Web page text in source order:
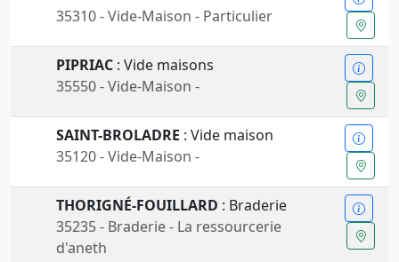
35310 - Vide-Maison - Particulier
PIPRIAC : Vide maisons
35550 - Vide-Maison -
SAINT-BROLADRE : Vide maison
35120 - Vide-Maison -
THORIGNÉ-FOUILLARD : Braderie
35235 - Braderie - La ressourcerie
d'aneth